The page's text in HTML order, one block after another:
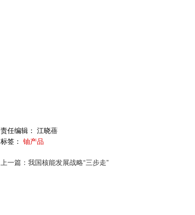
责任编辑： 江晓蓓
标签： 铀产品
上一篇：我国核能发展战略“三步走”